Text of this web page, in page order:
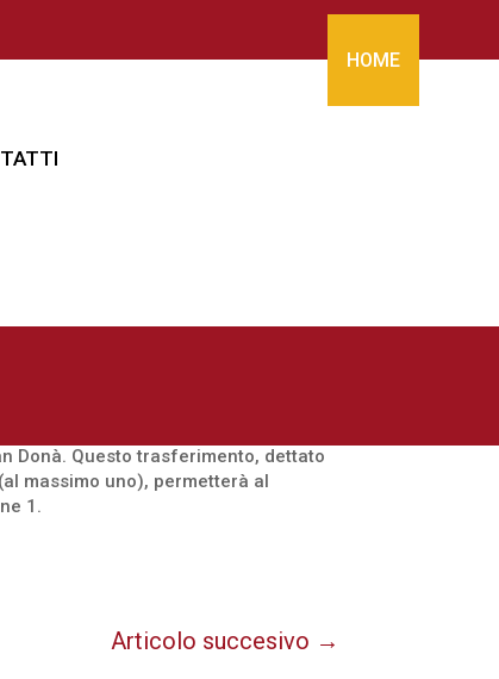
HOME
Donà. Questo trasferimento, dettato
massimo uno), permetterà al
1.
Articolo succesivo →